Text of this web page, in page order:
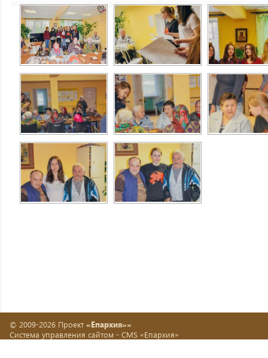
© 2009-2026 Проект «Епархия»»
Система управления сайтом - CMS «Епархия»